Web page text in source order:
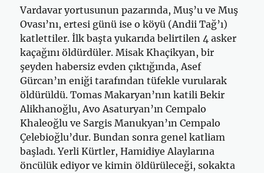
Vardavar yortusunun pazarında, Muş’u ve Muş
Ovası’nı, ertesi günü ise o köyü (Andii Tağ’ı)
katlettiler. İlk başta yukarıda belirtilen 4 asker
kaçağını öldürdüler. Misak Khaçikyan, bir
şeyden habersiz evden çıktı­ğında, Asef
Gürcan’ın eniği tarafından tüfekle vurularak
öldürüldü. To­mas Makaryan’nın katili Bekir
Alikhanoğlu, Avo Asaturyan’ın Cempalo
Khaleoğlu ve Sargis Manukyan’ın Cempalo
Çelebioğlu’dur. Bundan sonra genel katliam
başladı. Yerli Kürtler, Hamidiye Alaylarına
öncülük ediyor ve kimin öldürüleceği, sokakta